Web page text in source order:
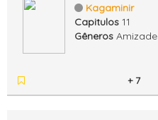
Kagaminir
Capitulos 11
Gêneros Amizade
+ 7